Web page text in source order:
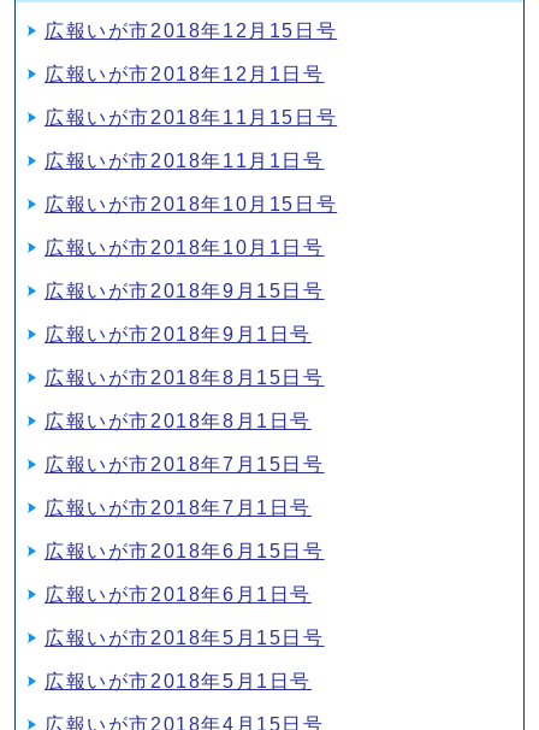
広報いが市2018年12月15日号
広報いが市2018年12月1日号
広報いが市2018年11月15日号
広報いが市2018年11月1日号
広報いが市2018年10月15日号
広報いが市2018年10月1日号
広報いが市2018年9月15日号
広報いが市2018年9月1日号
広報いが市2018年8月15日号
広報いが市2018年8月1日号
広報いが市2018年7月15日号
広報いが市2018年7月1日号
広報いが市2018年6月15日号
広報いが市2018年6月1日号
広報いが市2018年5月15日号
広報いが市2018年5月1日号
広報いが市2018年4月15日号